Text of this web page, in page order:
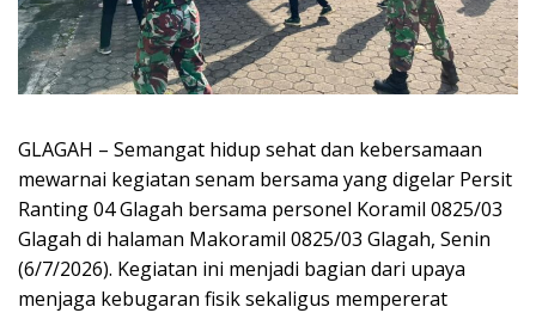
GLAGAH – Semangat hidup sehat dan kebersamaan
mewarnai kegiatan senam bersama yang digelar Persit
Ranting 04 Glagah bersama personel Koramil 0825/03
Glagah di halaman Makoramil 0825/03 Glagah, Senin
(6/7/2026). Kegiatan ini menjadi bagian dari upaya
menjaga kebugaran fisik sekaligus mempererat